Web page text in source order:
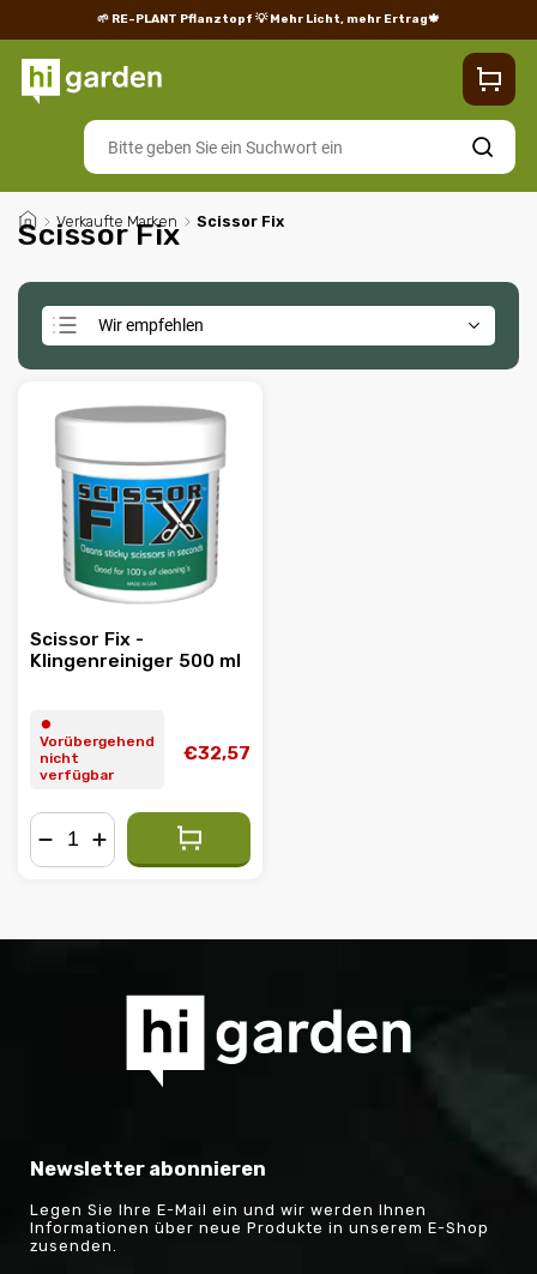
🌱 RE-PLANT Pflanztopf 💡 Mehr Licht, mehr Ertrag🍁
Suchen
/ Verkaufte Marken / Scissor Fix
Scissor Fix
Wir empfehlen
Teuerste
Alphabetisch
Scissor Fix -
Klingenreiniger 500 ml
⏺︎
Vorübergehend
nicht
verfügbar
€32,57
Newsletter abonnieren
Legen Sie Ihre E-Mail ein und wir werden Ihnen
Informationen über neue Produkte in unserem E-Shop
zusenden.